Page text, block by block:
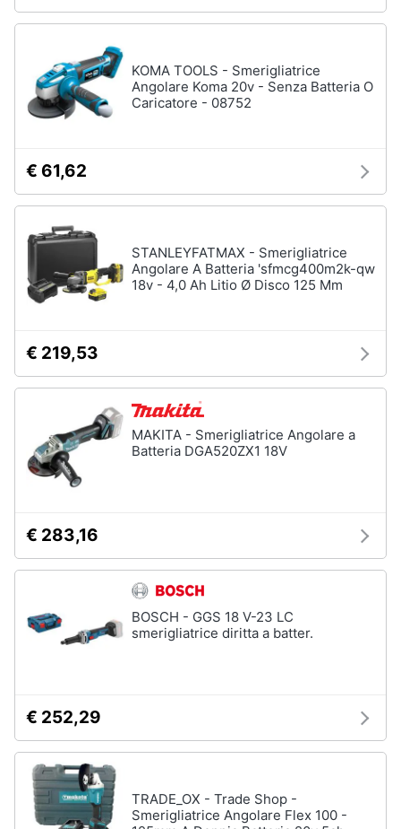
KOMA TOOLS - Smerigliatrice
Angolare Koma 20v - Senza Batteria O
Caricatore - 08752
€ 61,62
STANLEYFATMAX - Smerigliatrice
Angolare A Batteria 'sfmcg400m2k-qw
18v - 4,0 Ah Litio Ø Disco 125 Mm
€ 219,53
MAKITA - Smerigliatrice Angolare a
Batteria DGA520ZX1 18V
€ 283,16
BOSCH - GGS 18 V-23 LC
smerigliatrice diritta a batter.
€ 252,29
TRADE_OX - Trade Shop -
Smerigliatrice Angolare Flex 100 -